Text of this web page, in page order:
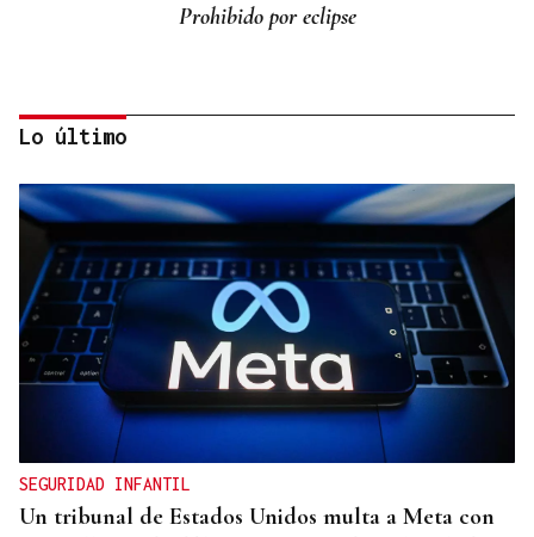
Prohibido por eclipse
Lalo Pavón
O AFIADOR
Un día haberá autobuses
Lo último
SEGURIDAD INFANTIL
Un tribunal de Estados Unidos multa a Meta con